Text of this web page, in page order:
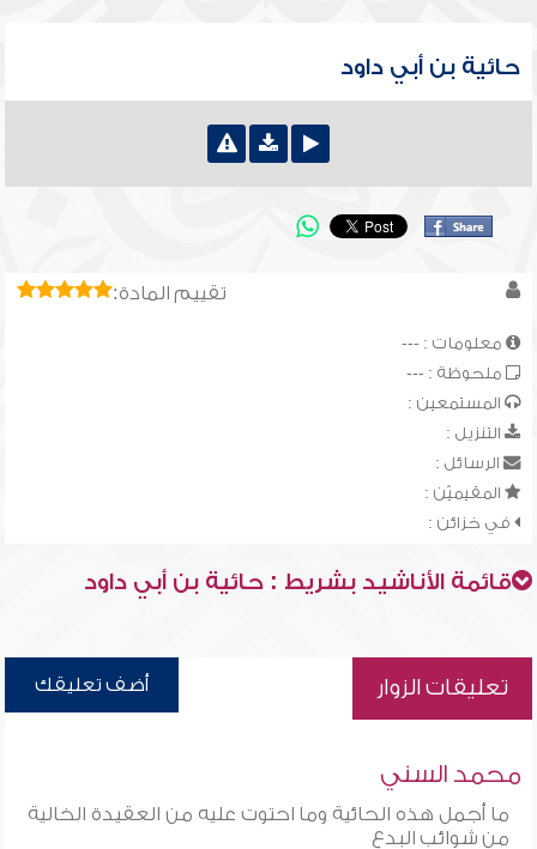
حائية بن أبي داود
تقييم المادة:
معلومات : ---
ملحوظة : ---
المستمعين :
التنزيل :
الرسائل :
المقيميّن :
في خزائن :
قائمة الأناشيد بشريط : حائية بن أبي داود
تعليقات الزوار أضف تعليقك
محمد السني
ما أجمل هذه الحائية وما احتوت عليه من العقيدة الخالية
من شوائب البدع